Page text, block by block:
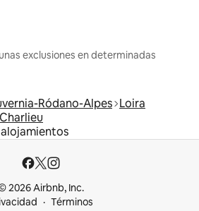
exclusiones en determinadas
Ródano-Alpes Loira
alojamientos
2026 Airbnb, Inc.
Términos